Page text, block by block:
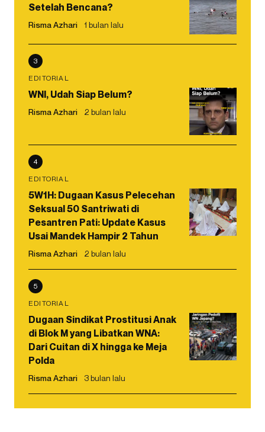
Setelah Bencana?
Risma Azhari 1 bulan lalu
3
EDITORIAL
WNI, Udah Siap Belum?
Risma Azhari 2 bulan lalu
4
EDITORIAL
5W1H: Dugaan Kasus Pelecehan
Seksual 50 Santriwati di
Pesantren Pati: Update Kasus
Usai Mandek Hampir 2 Tahun
Risma Azhari 2 bulan lalu
5
EDITORIAL
Dugaan Sindikat Prostitusi Anak
di Blok M yang Libatkan WNA:
Dari Cuitan di X hingga ke Meja
Polda
Risma Azhari 3 bulan lalu